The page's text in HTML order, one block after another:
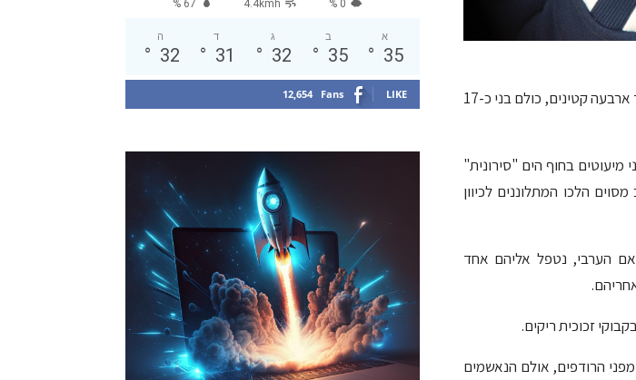
פרקליטות מחוז מרכז הגישה היום כתב אישום לבית המשפט המחוזי מרכז לנוער כנגד ארבעה קטינים, כולם בני כ-17
עו"ד סוזאן דסוקי, בתאריך 17/2/16 בילו שני בני מיעוטים בחוף הים "סירונית"
הלכו המתלוננים לכיוון
הערבי, נטפל אליהם אחד
זכוכית ריקים.
מפני הרודפים, אולם הנאשמים
67 % 4.4kmh 0 %
א
35
°
ב
35
°
ג
32
°
ד
31
°
ה
32
°
12,654 Fans LIKE